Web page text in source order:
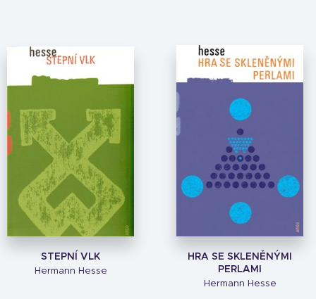
STEPNÍ VLK
Hermann Hesse
HRA SE SKLENĚNÝMI
PERLAMI
Hermann Hesse